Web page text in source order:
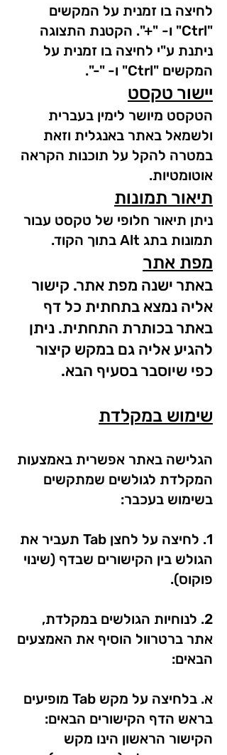
לחיצה בו זמנית על המקשים
"Ctrl" ו- "+". הקטנת התצוגה
ניתנת ע"י לחיצה בו זמנית על
המקשים "Ctrl" ו- "-".
יישור טקסט
הטקסט מיושר לימין בעברית
ולשמאל באתר באנגלית וזאת
במטרה להקל על תוכנות הקראה
אוטומטיות.
תיאור תמונות
ניתן תיאור חלופי של טקסט עבור
תמונות בתג Alt בתוך הקוד.
מפת אתר
באתר ישנה מפת אתר. קישור
אליה נמצא בתחתית כל דף
באתר בכותרת התחתית. ניתן
להגיע אליה גם במקש קיצור
כפי שיוסבר בסעיף הבא.
שימוש במקלדת
הגלישה באתר אפשרית באמצעות
המקלדת לגולשים שמתקשים
בשימוש בעכבר:
1. לחיצה על לחצן Tab תעביר את
הגולש בין הקישורים שבדף (שינוי
פוקוס).
2. לנוחיות הגולשים במקלדת,
אתר ברטרוול הוסיף את האמצעים
הבאים:
א. בלחיצה על מקש Tab מופיעים
בראש הדף הקישורים הבאים:
הקישור הראשון הינו מקש